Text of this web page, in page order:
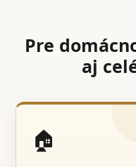
Pre
aj
🏠